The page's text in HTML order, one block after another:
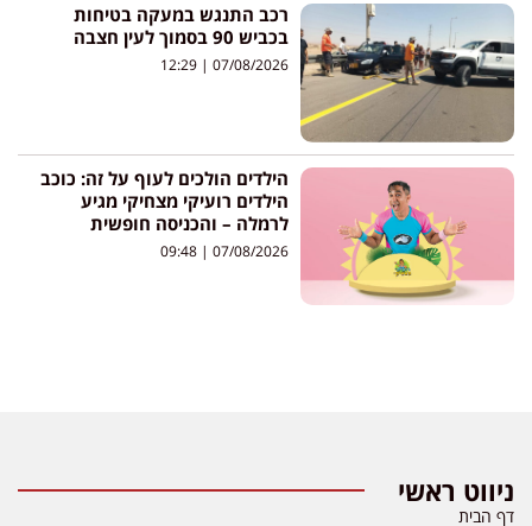
רכב התנגש במעקה בטיחות
בכביש 90 בסמוך לעין חצבה
07/08/2026
הילדים הולכים לעוף על זה: כוכב
הילדים רועיקי מצחיקי מגיע
לרמלה – והכניסה חופשית
07/08/2026
ניווט ראשי
דף הבית